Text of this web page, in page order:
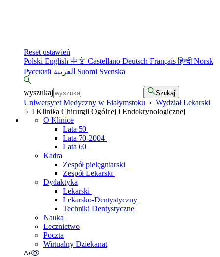
Reset ustawień
Polski English 中文 Castellano Deutsch Françaisहिन्दी Norsk
Русский
Suomi Svenska
wyszukaj Szukaj
Uniwersytet Medyczny w Białymstoku › Wydział Lekarski
› I Klinika Chirurgii Ogólnej i Endokrynologicznej
O Klinice
Lata 50
Lata 70-2004
Lata 60
Kadra
Zespół pielęgniarski
Zespół Lekarski
Dydaktyka
Lekarski
Lekarsko-Dentystyczny
Techniki Dentystyczne
Nauka
Lecznictwo
Poczta
Wirtualny Dziekanat